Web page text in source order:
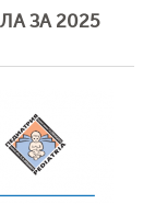
ЗА 2025